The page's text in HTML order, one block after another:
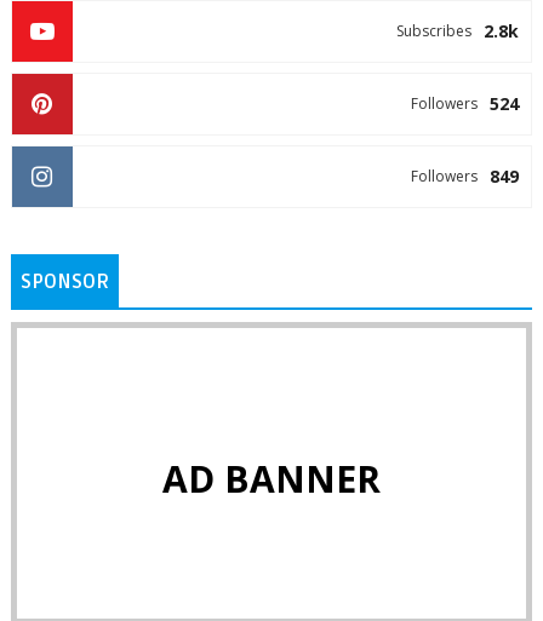
2.8k
Subscribes
524
Followers
849
Followers
SPONSOR
AD BANNER